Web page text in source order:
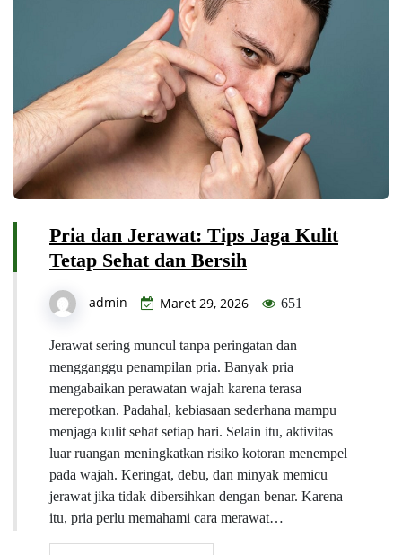
Pria dan Jerawat: Tips Jaga Kulit
Tetap Sehat dan Bersih
admin Maret 29, 2026 651
Jerawat sering muncul tanpa peringatan dan
mengganggu penampilan pria. Banyak pria
mengabaikan perawatan wajah karena terasa
merepotkan. Padahal, kebiasaan sederhana mampu
menjaga kulit sehat setiap hari. Selain itu, aktivitas
luar ruangan meningkatkan risiko kotoran menempel
pada wajah. Keringat, debu, dan minyak memicu
jerawat jika tidak dibersihkan dengan benar. Karena
itu, pria perlu memahami cara merawat…